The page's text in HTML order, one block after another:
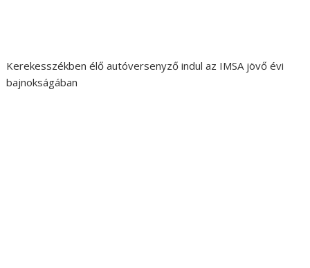
Kerekesszékben élő autóversenyző indul az IMSA jövő évi
bajnokságában